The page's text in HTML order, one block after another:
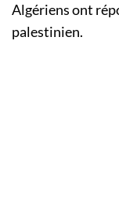
Algériens ont
palestinien.